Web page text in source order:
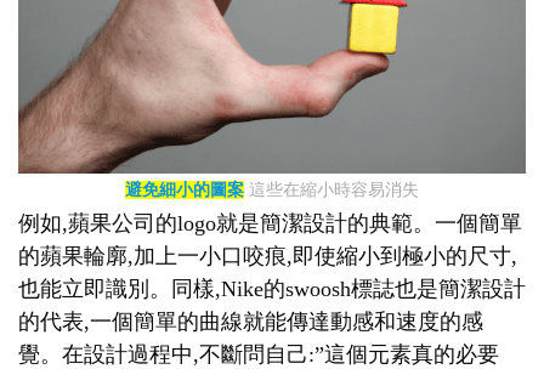
避免細小的圖案 這些在縮小時容易消失
例如,蘋果公司的logo就是簡潔設計的典範。一個簡單
的蘋果輪廓,加上一小口咬痕,即使縮小到極小的尺寸,
也能立即識別。同樣,Nike的swoosh標誌也是簡潔設計
的代表,一個簡單的曲線就能傳達動感和速度的感
覺。在設計過程中,不斷問自己:”這個元素真的必要